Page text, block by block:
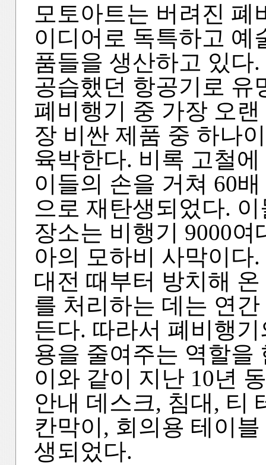
모토아트는 버려진 폐
이디어로 독특하고 예
품들을 생산하고 있다
공습했던 항공기로 유
폐비행기 중 가장 오
장 비싼 제품 중 하나
육박한다. 비록 고철
이들의 손을 거쳐 60
으로 재탄생되었다.
장소는 비행기 9000
아의 모하비 사막이다
대전 때부터 방치해
를 처리하는 데는 연
든다. 따라서 폐비행
용을 줄여주는 역할을
이와 같이 지난 10년
안내 데스크, 침대, 티
칸막이, 회의용 테이
생되었다.